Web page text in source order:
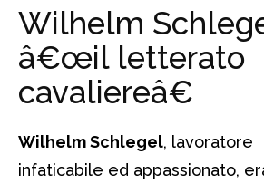
Wilhelm
â€œil letterato
cavaliereâ€
Wilhelm Schlegel, lavoratore
infaticabile ed appassionato,